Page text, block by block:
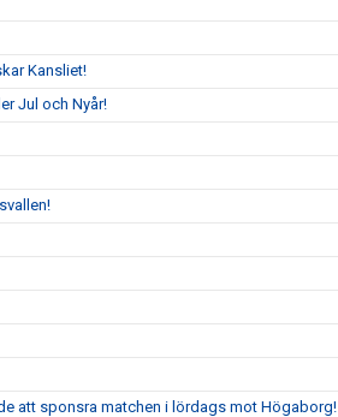
Kansliet!
Jul och Nyår!
att sponsra matchen i lördags mot Högaborg!